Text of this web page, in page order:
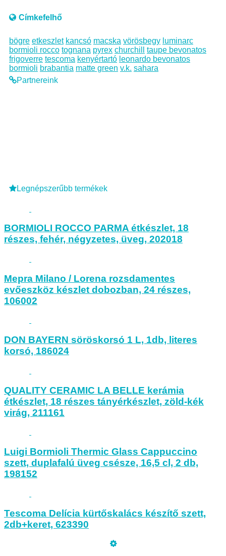
Címkefelhő
bögre etkeszlet kancsó macska vörösbegy luminarc
bormioli rocco tognana pyrex churchill
taupe bevonatos
frigoverre tescoma kenyértartó leonardo bevonatos
bormioli brabantia matte green v.k. sahara
Partnereink
Legnépszerűbb termékek
BORMIOLI ROCCO PARMA étkészlet, 18
részes, fehér, négyzetes, üveg, 202018
Mepra Milano / Lorena rozsdamentes
evőeszköz készlet dobozban, 24 részes,
106002
DON BAYERN söröskorsó 1 L, 1db, literes
korsó, 186024
QUALITY CERAMIC LA BELLE kerámia
étkészlet, 18 részes tányérkészlet, zöld-kék
virág, 211161
Luigi Bormioli Thermic Glass Cappuccino
szett, duplafalú üveg csésze, 16,5 cl, 2 db,
198152
Tescoma Delícia kürtőskalács készítő szett,
2db+keret, 623390